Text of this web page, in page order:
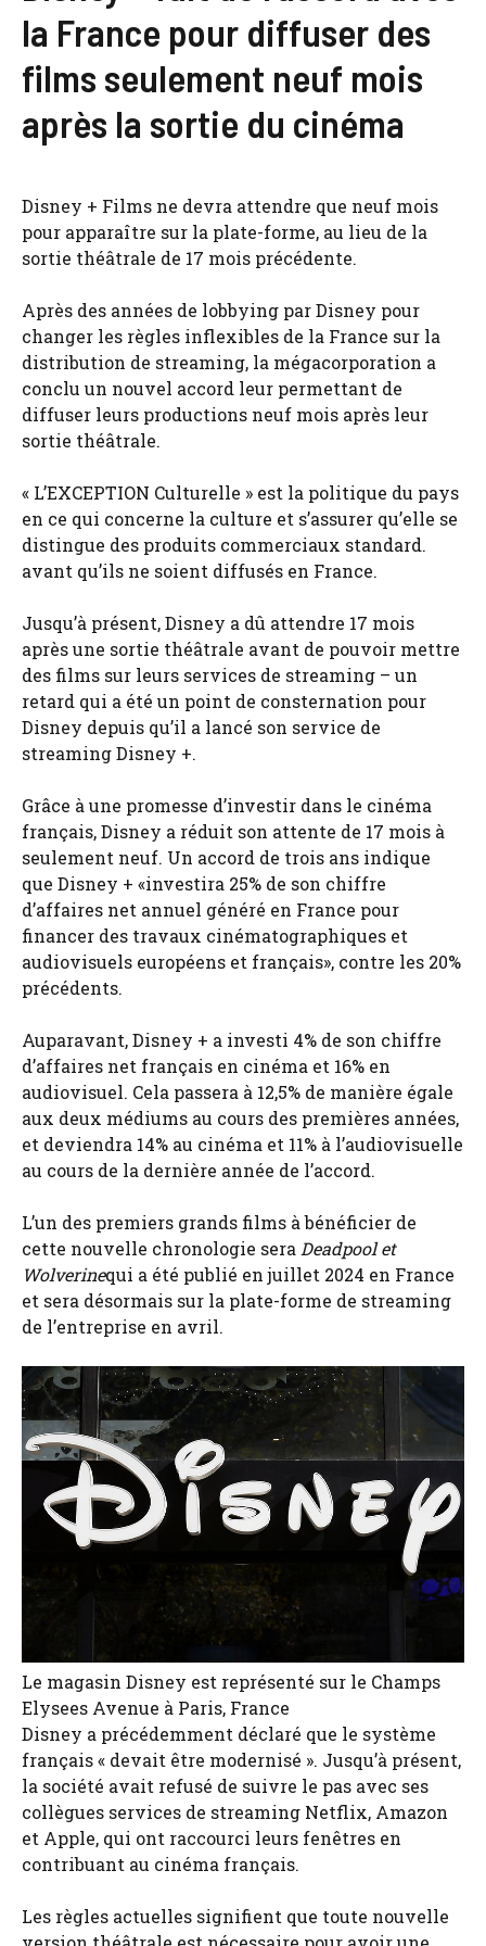
la France pour diffuser des
films seulement neuf mois
après la sortie du cinéma
Disney + Films ne devra attendre que neuf mois
pour apparaître sur la plate-forme, au lieu de la
sortie théâtrale de 17 mois précédente.
Après des années de lobbying par Disney pour
changer les règles inflexibles de la France sur la
distribution de streaming, la mégacorporation a
conclu un nouvel accord leur permettant de
diffuser leurs productions neuf mois après leur
sortie théâtrale.
« L’EXCEPTION Culturelle » est la politique du pays
en ce qui concerne la culture et s’assurer qu’elle se
distingue des produits commerciaux standard.
avant qu’ils ne soient diffusés en France.
Jusqu’à présent, Disney a dû attendre 17 mois
après une sortie théâtrale avant de pouvoir mettre
des films sur leurs services de streaming – un
retard qui a été un point de consternation pour
Disney depuis qu’il a lancé son service de
streaming Disney +.
Grâce à une promesse d’investir dans le cinéma
français, Disney a réduit son attente de 17 mois à
seulement neuf. Un accord de trois ans indique
que Disney + «investira 25% de son chiffre
d’affaires net annuel généré en France pour
financer des travaux cinématographiques et
audiovisuels européens et français», contre les 20%
précédents.
Auparavant, Disney + a investi 4% de son chiffre
d’affaires net français en cinéma et 16% en
audiovisuel. Cela passera à 12,5% de manière égale
aux deux médiums au cours des premières années,
et deviendra 14% au cinéma et 11% à l’audiovisuelle
au cours de la dernière année de l’accord.
L’un des premiers grands films à bénéficier de
cette nouvelle chronologie seraDeadpool et
Wolverinequi a été publié en juillet 2024 en France
et sera désormais sur la plate-forme de streaming
de l’entreprise en avril.
Le magasin Disney est représenté sur le Champs
Elysees Avenue à Paris, France
Disney a précédemment déclaré que le système
français « devait être modernisé ». Jusqu’à présent,
la société avait refusé de suivre le pas avec ses
collègues services de streaming Netflix, Amazon
et Apple, qui ont raccourci leurs fenêtres en
contribuant au cinéma français.
Les règles actuelles signifient que toute nouvelle